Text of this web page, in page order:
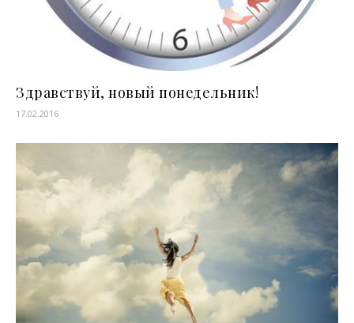
Здравствуй, новый понедельник!
17.02.2016